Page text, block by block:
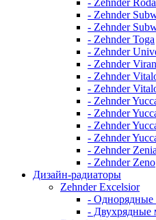
- Zehnder
- Zehnder
- Zehnder
- Zehnder Toga
- Zehnder
- Zehnder
- Zehnder
- Zehnder
- Zehnder
- Zehnder
- Zehnder
- Zehnder
- Zehnder Zenia
- Zehnder Zeno
Дизайн-радиаторы
Zehnder Excelsior
- Однорядные
- Двухрядные